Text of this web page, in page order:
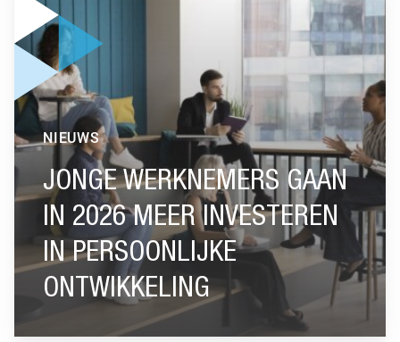
JONGE WERKNEMERS GAAN
IN 2026 MEER INVESTEREN
IN PERSOONLIJKE
ONTWIKKELING
NIEUWS